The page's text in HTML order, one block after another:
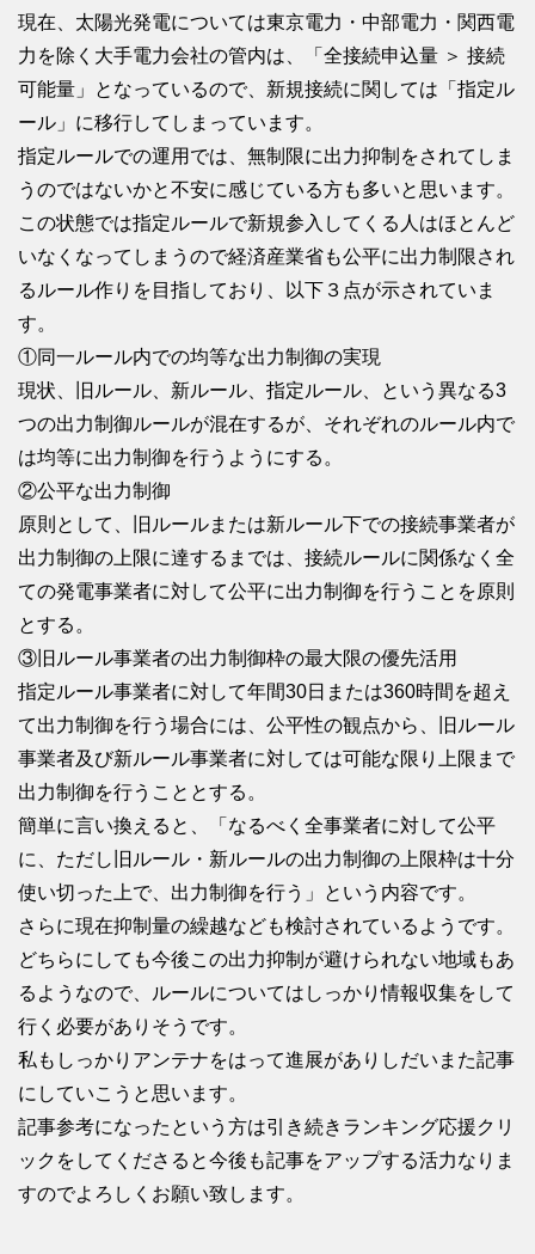
現在、太陽光発電については東京電力・中部電力・関西電
力を除く大手電力会社の管内は、「全接続申込量 ＞ 接続
可能量」となっているので、新規接続に関しては「指定ル
ール」に移行してしまっています。
指定ルールでの運用では、無制限に出力抑制をされてしま
うのではないかと不安に感じている方も多いと思います。
この状態では指定ルールで新規参入してくる人はほとんど
いなくなってしまうので経済産業省も公平に出力制限され
るルール作りを目指しており、以下３点が示されていま
す。
①同一ルール内での均等な出力制御の実現
現状、旧ルール、新ルール、指定ルール、という異なる3
つの出力制御ルールが混在するが、それぞれのルール内で
は均等に出力制御を行うようにする。
②公平な出力制御
原則として、旧ルールまたは新ルール下での接続事業者が
出力制御の上限に達するまでは、接続ルールに関係なく全
ての発電事業者に対して公平に出力制御を行うことを原則
とする。
③旧ルール事業者の出力制御枠の最大限の優先活用
指定ルール事業者に対して年間30日または360時間を超え
て出力制御を行う場合には、公平性の観点から、旧ルール
事業者及び新ルール事業者に対しては可能な限り上限まで
出力制御を行うこととする。
簡単に言い換えると、「なるべく全事業者に対して公平
に、ただし旧ルール・新ルールの出力制御の上限枠は十分
使い切った上で、出力制御を行う」という内容です。
さらに現在抑制量の繰越なども検討されているようです。
どちらにしても今後この出力抑制が避けられない地域もあ
るようなので、ルールについてはしっかり情報収集をして
行く必要がありそうです。
私もしっかりアンテナをはって進展がありしだいまた記事
にしていこうと思います。
記事参考になったという方は引き続きランキング応援クリ
ックをしてくださると今後も記事をアップする活力なりま
すのでよろしくお願い致します。